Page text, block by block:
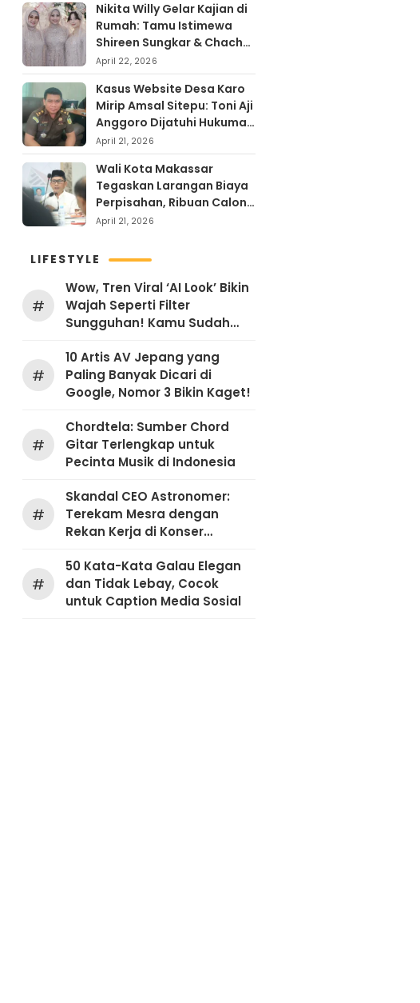
Nikita Willy Gelar Kajian di
Rumah: Tamu Istimewa
Shireen Sungkar & Chacha
Frederika, Rayakan Hari
Kartini dengan
Kehangatan
April 22, 2026
Kasus Website Desa Karo
Mirip Amsal Sitepu: Toni Aji
Anggoro Dijatuhi Hukuman
Penjara
April 21, 2026
Wali Kota Makassar
Tegaskan Larangan Biaya
Perpisahan, Ribuan Calon
Kepala Sekolah Siap
Sulsel
April 21, 2026
LIFESTYLE
#
Wow, Tren Viral ‘AI Look’ Bikin
Wajah Seperti Filter
Sungguhan! Kamu Sudah
#
10 Artis AV Jepang yang
Paling Banyak Dicari di
Google, Nomor 3 Bikin Kaget!
#
Chordtela: Sumber Chord
Gitar Terlengkap untuk
Pecinta Musik di Indonesia
#
Skandal CEO Astronomer:
Terekam Mesra dengan
Rekan Kerja di Konser
#
50 Kata-Kata Galau Elegan
dan Tidak Lebay, Cocok
untuk Caption Media Sosial